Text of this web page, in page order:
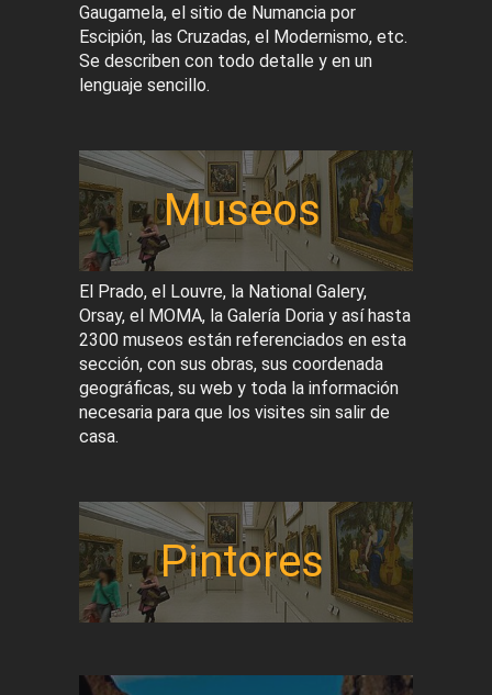
Gaugamela, el sitio de Numancia por
Escipión, las Cruzadas, el Modernismo, etc.
Se describen con todo detalle y en un
lenguaje sencillo.
Museos
El Prado, el Louvre, la National Galery,
Orsay, el MOMA, la Galería Doria y así hasta
2300 museos están referenciados en esta
sección, con sus obras, sus coordenada
geográficas, su web y toda la información
necesaria para que los visites sin salir de
casa.
Pintores